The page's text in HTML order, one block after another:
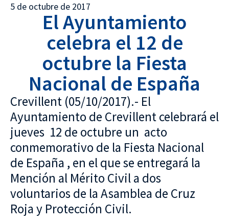
5 de octubre de 2017
El Ayuntamiento
celebra el 12 de
octubre la Fiesta
Nacional de España
Crevillent (05/10/2017).- El
Ayuntamiento de Crevillent celebrará el
jueves 12 de octubre un acto
conmemorativo de la Fiesta Nacional
de España , en el que se entregará la
Mención al Mérito Civil a dos
voluntarios de la Asamblea de Cruz
Roja y Protección Civil.